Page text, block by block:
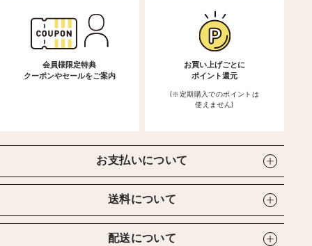
会員様限定特典
クーポンやセールをご案内
お買い上げごとに
ポイント還元
(※定期購入でのポイントは
使えません)
お支払いについて
送料について
配送について